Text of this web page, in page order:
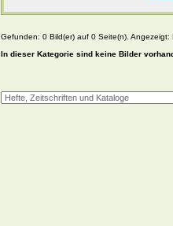
Gefunden: 0 Bild(er) auf 0 Seite(n). Angezeigt:
In dieser Kategorie sind keine Bilder